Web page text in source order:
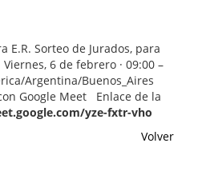
E.R. Sorteo de Jurados, para
6 de febrero · 09:00 –
Argentina/Buenos_Aires
Google Meet Enlace de la
yze-fxtr-vho
Volver